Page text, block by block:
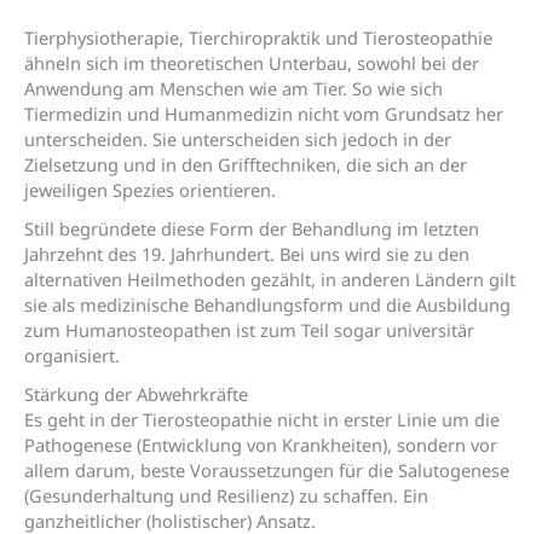
Tierphysiotherapie, Tierchiropraktik und Tierosteopathie
ähneln sich im theoretischen Unterbau, sowohl bei der
Anwendung am Menschen wie am Tier. So wie sich
Tiermedizin und Humanmedizin nicht vom Grundsatz her
unterscheiden. Sie unterscheiden sich jedoch in der
Zielsetzung und in den Grifftechniken, die sich an der
jeweiligen Spezies orientieren.
Still begründete diese Form der Behandlung im letzten
Jahrzehnt des 19. Jahrhundert. Bei uns wird sie zu den
alternativen Heilmethoden gezählt, in anderen Ländern gilt
sie als medizinische Behandlungsform und die Ausbildung
zum Humanosteopathen ist zum Teil sogar universitär
organisiert.
Stärkung der Abwehrkräfte
Es geht in der Tierosteopathie nicht in erster Linie um die
Pathogenese (Entwicklung von Krankheiten), sondern vor
allem darum, beste Voraussetzungen für die Salutogenese
(Gesunderhaltung und Resilienz) zu schaffen. Ein
ganzheitlicher (holistischer) Ansatz.